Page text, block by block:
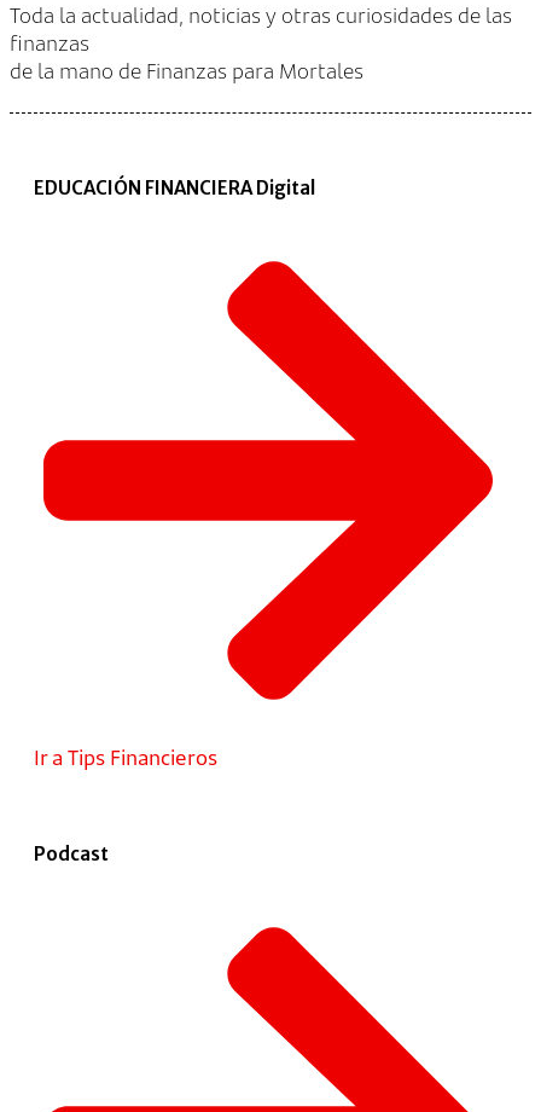
Toda la actualidad, noticias y otras curiosidades de las
finanzas
de la mano de Finanzas para Mortales
EDUCACIÓN FINANCIERA Digital
Ir a Tips Financieros
Podcast